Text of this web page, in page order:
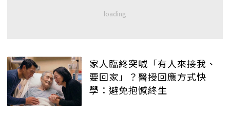
家人臨終突喊「有人來接我、
要回家」？醫授回應方式快
學：避免抱憾終生